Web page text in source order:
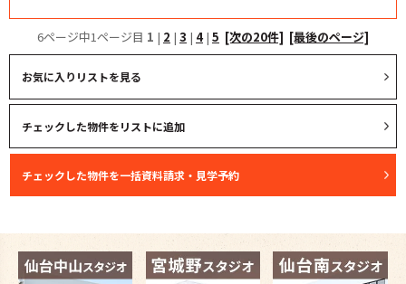
6ページ中1ページ目 1 | 2 | 3 | 4| 5 [次の20件] [最後のページ]
お気に入りリストを見る